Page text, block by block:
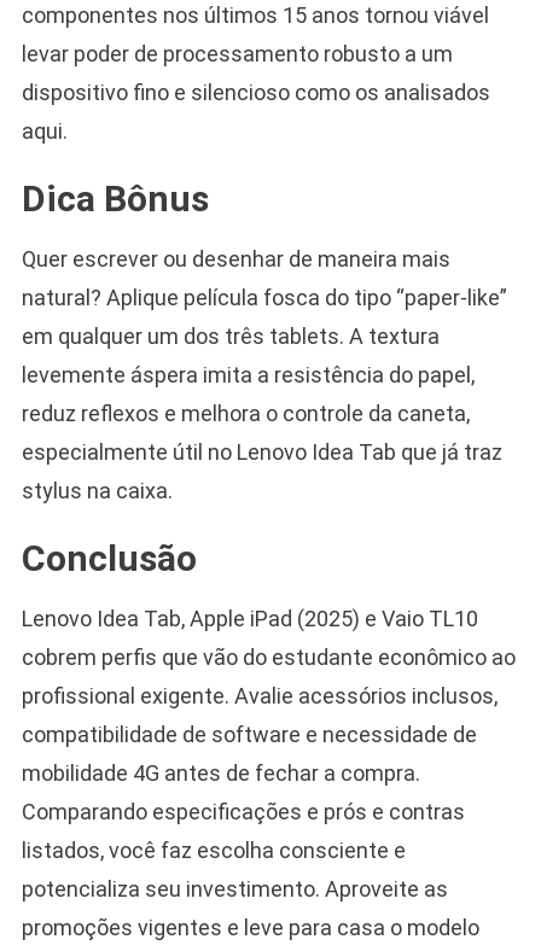
componentes nos últimos 15 anos tornou viável
levar poder de processamento robusto a um
dispositivo fino e silencioso como os analisados
aqui.
Dica Bônus
Quer escrever ou desenhar de maneira mais
natural? Aplique película fosca do tipo “paper-like”
em qualquer um dos três tablets. A textura
levemente áspera imita a resistência do papel,
reduz reflexos e melhora o controle da caneta,
especialmente útil no Lenovo Idea Tab que já traz
stylus na caixa.
Conclusão
Lenovo Idea Tab, Apple iPad (2025) e Vaio TL10
cobrem perfis que vão do estudante econômico ao
profissional exigente. Avalie acessórios inclusos,
compatibilidade de software e necessidade de
mobilidade 4G antes de fechar a compra.
Comparando especificações e prós e contras
listados, você faz escolha consciente e
potencializa seu investimento. Aproveite as
promoções vigentes e leve para casa o modelo